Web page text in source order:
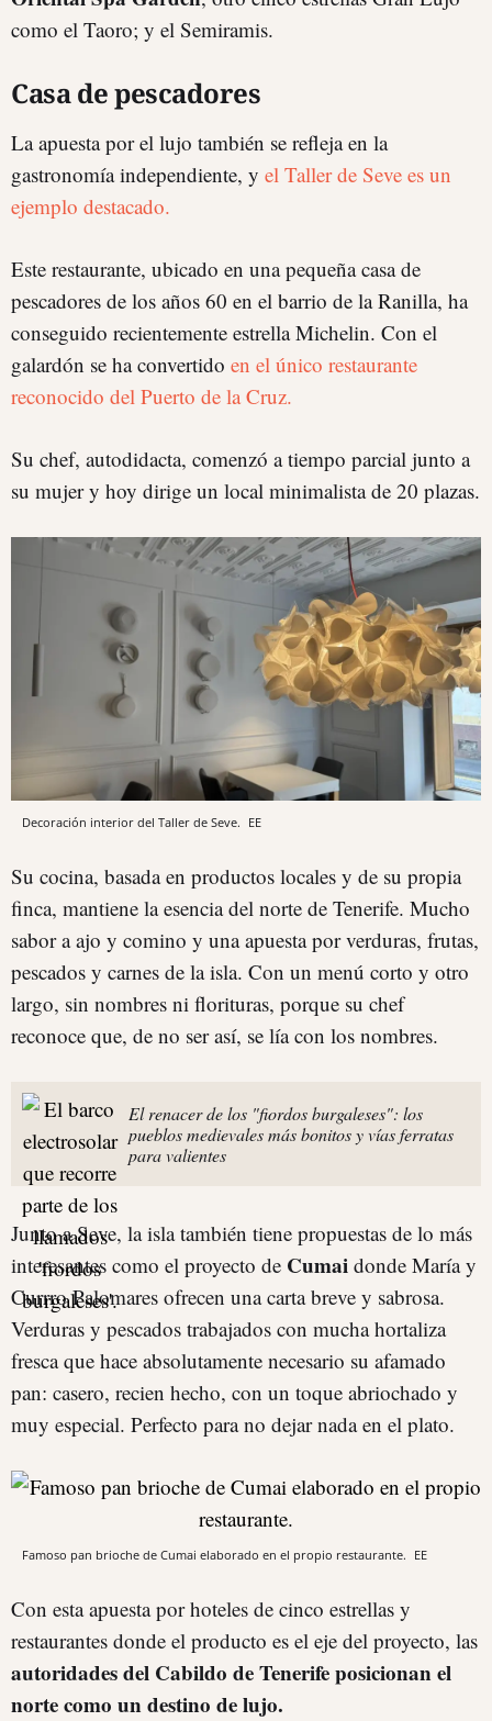
como el Taoro; y el Semiramis.
Casa de pescadores
La apuesta por el lujo también se refleja en la
gastronomía independiente, y el Taller de Seve es un
ejemplo destacado.
Este restaurante, ubicado en una pequeña casa de
pescadores de los años 60 en el barrio de la Ranilla, ha
conseguido recientemente estrella Michelin. Con el
galardón se ha convertido en el único restaurante
reconocido del Puerto de la Cruz.
Su chef, autodidacta, comenzó a tiempo parcial junto a
su mujer y hoy dirige un local minimalista de 20 plazas.
Decoración interior del Taller de Seve. EE
Su cocina, basada en productos locales y de su propia
finca, mantiene la esencia del norte de Tenerife. Mucho
sabor a ajo y comino y una apuesta por verduras, frutas,
pescados y carnes de la isla. Con un menú corto y otro
largo, sin nombres ni florituras, porque su chef
reconoce que, de no ser así, se lía con los nombres.
El renacer de los "fiordos burgaleses": los
pueblos medievales más bonitos y vías ferratas
para valientes
Junto a Seve, la isla también tiene propuestas de lo más
interesantes como el proyecto de Cumai donde María y
Currro Palomares ofrecen una carta breve y sabrosa.
Verduras y pescados trabajados con mucha hortaliza
fresca que hace absolutamente necesario su afamado
pan: casero, recien hecho, con un toque abriochado y
muy especial. Perfecto para no dejar nada en el plato.
Famoso pan brioche de Cumai elaborado en el propio restaurante. EE
Con esta apuesta por hoteles de cinco estrellas y
restaurantes donde el producto es el eje del proyecto, las
autoridades del Cabildo de Tenerife posicionan el
norte como un destino de lujo.